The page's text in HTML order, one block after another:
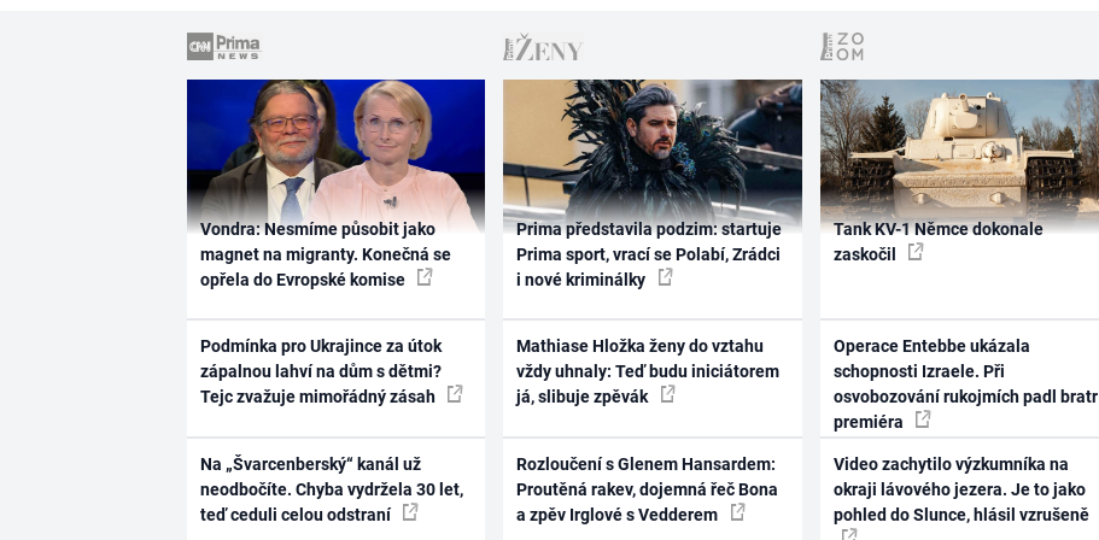
Vondra: Nesmíme působit jako
magnet na migranty. Konečná se
opřela do Evropské komise
Podmínka pro Ukrajince za útok
zápalnou lahví na dům s dětmi?
Tejc zvažuje mimořádný zásah
Na „Švarcenberský“ kanál už
neodbočíte. Chyba vydržela 30 let,
teď ceduli celou odstraní
Prima představila podzim: startuje
Prima sport, vrací se Polabí, Zrádci
i nové kriminálky
Mathiase Hložka ženy do vztahu
vždy uhnaly: Teď budu iniciátorem
já, slibuje zpěvák
Rozloučení s Glenem Hansardem:
Proutěná rakev, dojemná řeč Bona
a zpěv Irglové s Vedderem
Tank KV-1 Němce dokonale
zaskočil
Operace Entebbe ukázala
schopnosti Izraele. Při
osvobozování rukojmích padl bratr
premiéra
Video zachytilo výzkumníka na
okraji lávového jezera. Je to jako
pohled do Slunce, hlásil vzrušeně